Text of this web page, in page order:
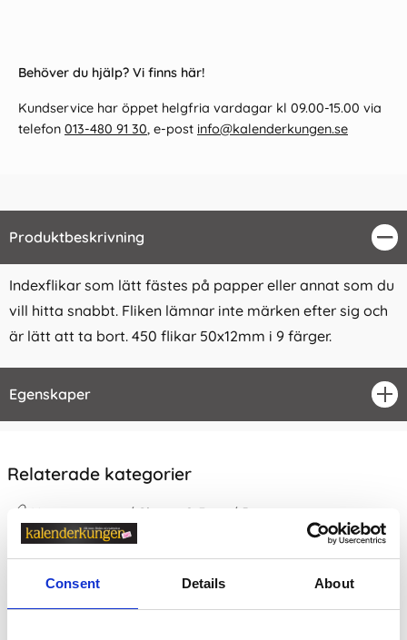
Consent Details About
Behöver du hjälp? Vi finns här!
Kundservice har öppet helgfria vardagar kl 09.00-15.00 via
telefon 013-480 91 30, e-post info@kalenderkungen.se
Produktbeskrivning
Indexflikar som lätt fästes på papper eller annat som du
vill hitta snabbt. Fliken lämnar inte märken efter sig och
är lätt att ta bort. 450 flikar 50x12mm i 9 färger.
Egenskaper
Relaterade kategorier
Kontorsvaror / Skriva & Rita / Post-it
Kontorsvaror /
Prishistorik